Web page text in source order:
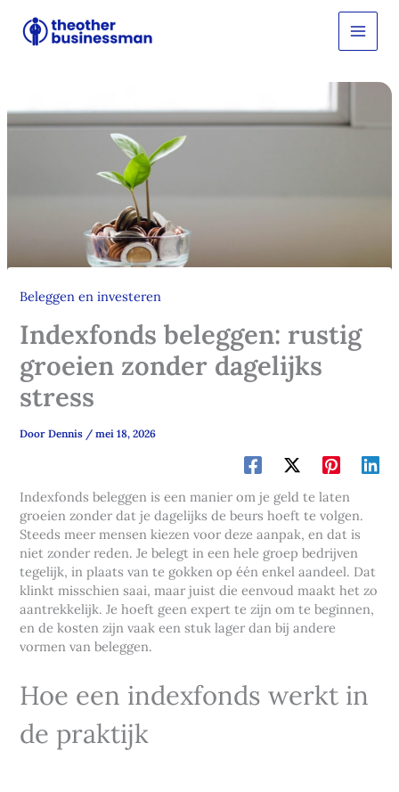
naar
Beleggen en investeren
Indexfonds beleggen: rustig
groeien zonder dagelijks
stress
DoorDennis /mei 18, 2026
Indexfonds beleggen is een manier om je geld te laten
groeien zonder dat je dagelijks de beurs hoeft te volgen.
Steeds meer mensen kiezen voor deze aanpak, en dat is
niet zonder reden. Je belegt in een hele groep bedrijven
tegelijk, in plaats van te gokken op één enkel aandeel. Dat
klinkt misschien saai, maar juist die eenvoud maakt het zo
aantrekkelijk. Je hoeft geen expert te zijn om te beginnen,
en de kosten zijn vaak een stuk lager dan bij andere
vormen van beleggen.
Hoe een indexfonds werkt in
de praktijk
o
e